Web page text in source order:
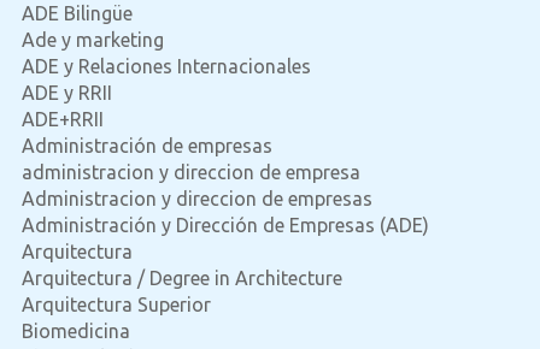
ADE Bilingüe
Ade y marketing
ADE y Relaciones Internacionales
ADE y RRII
ADE+RRII
Administración de empresas
administracion y direccion de empresa
Administracion y direccion de empresas
Administración y Dirección de Empresas (ADE)
Arquitectura
Arquitectura / Degree in Architecture
Arquitectura Superior
Biomedicina